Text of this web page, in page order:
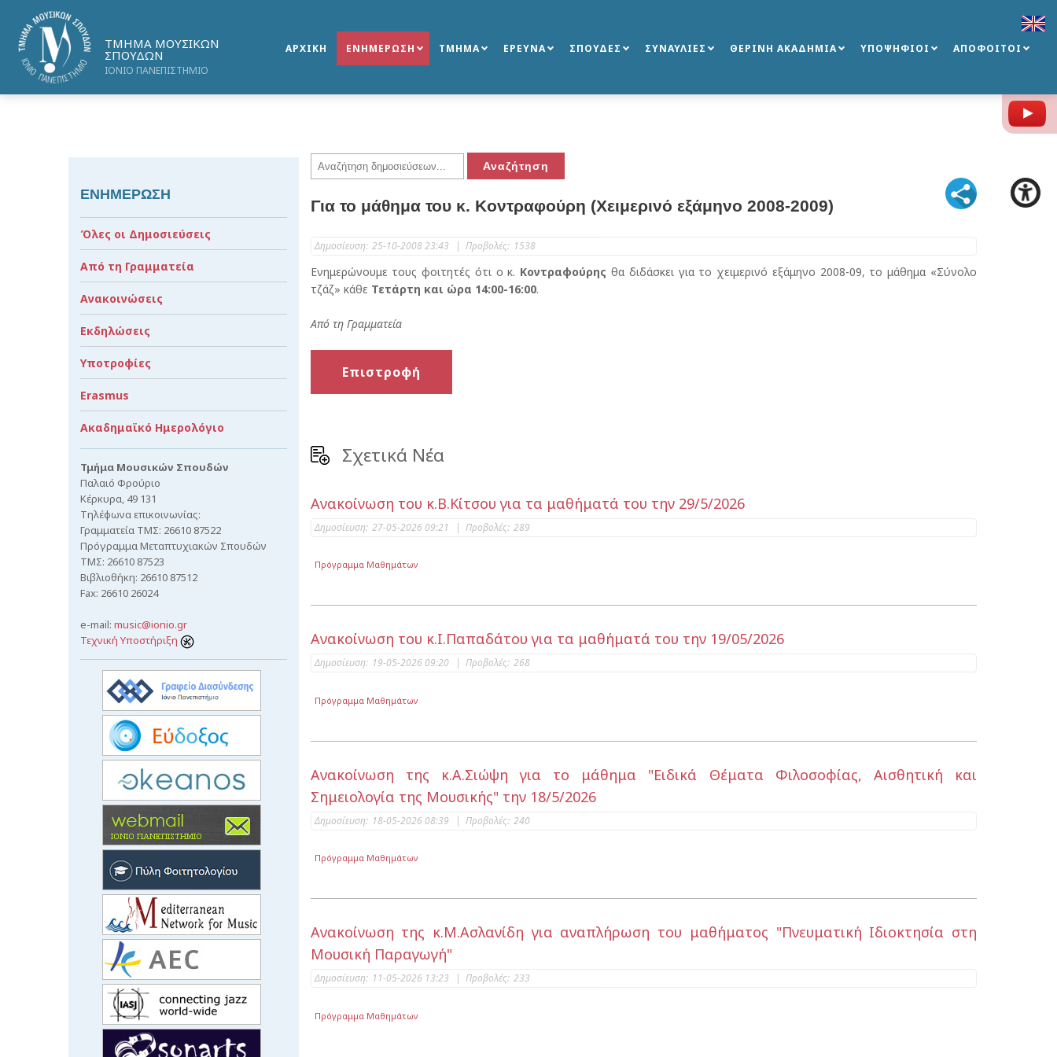
ΤΜΗΜΑ ΜΟΥΣΙΚΩΝ
ΣΠΟΥΔΩΝ
ΙΟΝΙΟ ΠΑΝΕΠΙΣΤΗΜΙΟ
ΑΡΧΙΚΗ ΕΝΗΜΕΡΩΣΗ ΤΜΗΜΑ ΕΡΕΥΝΑ ΣΠΟΥΔΕΣ ΣΥΝΑΥΛΙΕΣ ΘΕΡΙΝΗ ΑΚΑΔΗΜΙΑ ΥΠΟΨΗΦΙΟΙ ΑΠΟΦΟΙΤΟΙ
Για το μάθημα του κ. Κοντραφούρη (Χειμερινό εξάμηνο 2008-2009)
Δημοσίευση: 25-10-2008 23:43 | Προβολές: 1538
Ενημερώνουμε τους φοιτητές ότι ο κ. Κοντραφούρης θα διδάσκει για το χειμερινό εξάμηνο 2008-09, το μάθημα «Σύνολο
τζάζ» κάθε Τετάρτη και ώρα 14:00-16:00.
Από τη Γραμματεία
Επιστροφή
Σχετικά Νέα
Ανακοίνωση του κ.Β.Κίτσου για τα μαθήματά του την 29/5/2026
Δημοσίευση: 27-05-2026 09:21 | Προβολές: 289
Πρόγραμμα Μαθημάτων
Ανακοίνωση του κ.Ι.Παπαδάτου για τα μαθήματά του την 19/05/2026
Δημοσίευση: 19-05-2026 09:20 | Προβολές: 268
Πρόγραμμα Μαθημάτων
Ανακοίνωση της κ.Α.Σιώψη για το μάθημα "Ειδικά Θέματα Φιλοσοφίας, Αισθητική και
Σημειολογία της Μουσικής" την 18/5/2026
Δημοσίευση: 18-05-2026 08:39 | Προβολές: 240
Πρόγραμμα Μαθημάτων
Ανακοίνωση της κ.Μ.Ασλανίδη για αναπλήρωση του μαθήματος "Πνευματική Ιδιοκτησία στη
Μουσική Παραγωγή"
Δημοσίευση: 11-05-2026 13:23 | Προβολές: 233
Πρόγραμμα Μαθημάτων
ΕΝΗΜΕΡΩΣΗ
Όλες οι Δημοσιεύσεις
Από τη Γραμματεία
Ανακοινώσεις
Εκδηλώσεις
Υποτροφίες
Erasmus
Ακαδημαϊκό Ημερολόγιο
Τμήμα Μουσικών Σπουδών
Παλαιό Φρούριο
Κέρκυρα, 49 131
Τηλέφωνα επικοινωνίας:
Γραμματεία ΤΜΣ: 26610 87522
Πρόγραμμα Μεταπτυχιακών Σπουδών
ΤΜΣ: 26610 87523
Βιβλιοθήκη: 26610 87512
Fax: 26610 26024
e-mail: music@ionio.gr
Τεχνική Υποστήριξη